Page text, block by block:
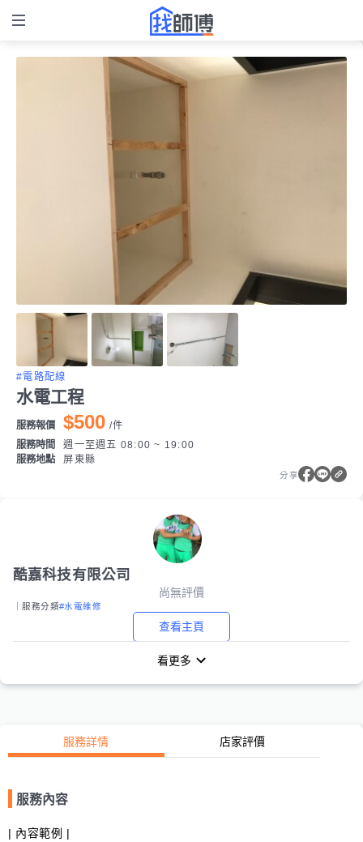
#電路配線
水電工程
服務報價 $500 /件
服務時間
週一至週五 08:00 ~ 19:00
服務地點
屏東縣
分享
酷嘉科技有限公司
尚無評價
｜服務分類#水電維修
查看主頁
看更多
服務詳情 店家評價
服務內容
| 內容範例 |